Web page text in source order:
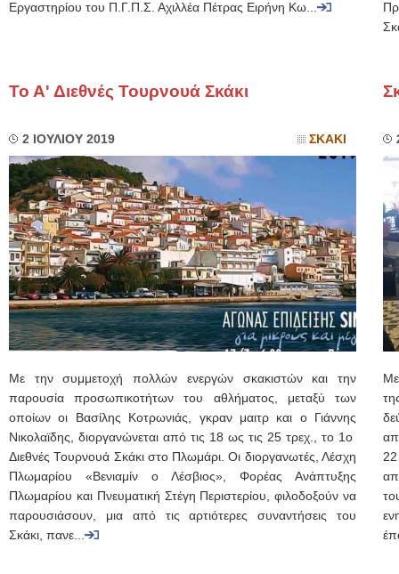
Εργαστηρίου του Π.Γ.Π.Σ. Αχιλλέα Πέτρας Ειρήνη Κω...
Το Α' Διεθνές Τουρνουά Σκάκι
2 ΙΟΥΛΙΟΥ 2019 ΣΚΑΚΙ
Με την συμμετοχή πολλών ενεργών σκακιστών και την
παρουσία προσωπικοτήτων του αθλήματος, μεταξύ των
οποίων οι Βασίλης Κοτρωνιάς, γκραν μαιτρ και ο Γιάννης
Νικολαϊδης, διοργανώνεται από τις 18 ως τις 25 τρεχ., το 1ο
Διεθνές Τουρνουά Σκάκι στο Πλωμάρι. Οι διοργανωτές, Λέσχη
Πλωμαρίου «Βενιαμίν ο Λέσβιος», Φορέας Ανάπτυξης
Πλωμαρίου και Πνευματική Στέγη Περιστερίου, φιλοδοξούν να
παρουσιάσουν, μια από τις αρτιότερες συναντήσεις του
Σκάκι, πανε...
22